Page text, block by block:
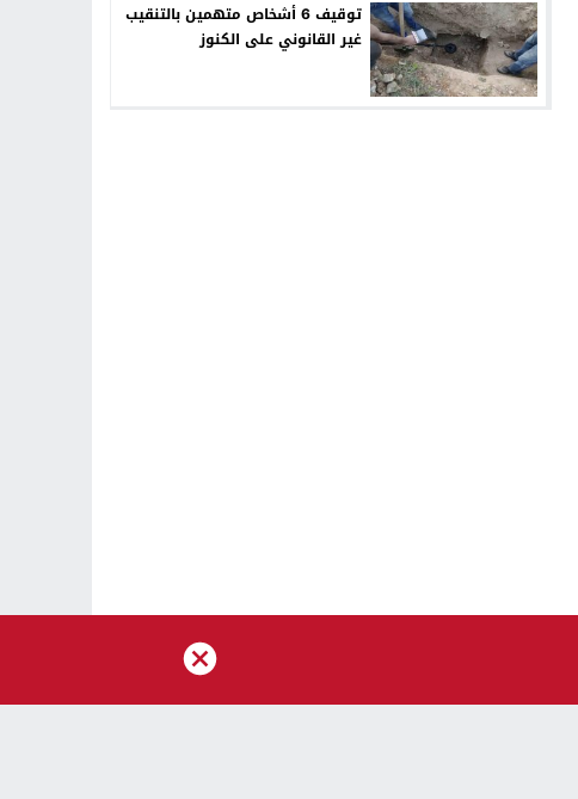
توقيف 6 أشخاص متهمين بالتنقيب
غير القانوني على الكنوز